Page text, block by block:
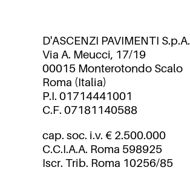
D'ASCENZI PAVIMENTI S.p.A.
Via A. Meucci, 17/19
00015 Monterotondo Scalo
Roma (Italia)
P.I. 01714441001
C.F. 07181140588
cap. soc. i.v. € 2.500.000
C.C.I.A.A. Roma 598925
Iscr. Trib. Roma 10256/85